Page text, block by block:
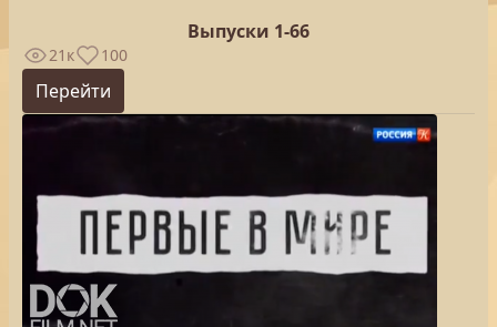
Выпуски 1-66
21к 100
Перейти